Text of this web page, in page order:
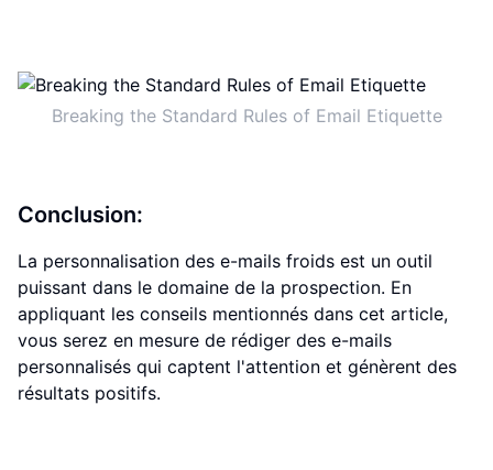
Breaking the Standard Rules of Email Etiquette
Conclusion:
La personnalisation des e-mails froids est un outil
puissant dans le domaine de la prospection. En
appliquant les conseils mentionnés dans cet article,
vous serez en mesure de rédiger des e-mails
personnalisés qui captent l'attention et génèrent des
résultats positifs.